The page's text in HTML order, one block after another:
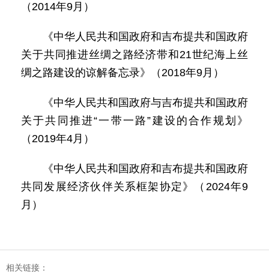
（2014年9月）
《中华人民共和国政府和吉布提共和国政府
关于共同推进丝绸之路经济带和21世纪海上丝
绸之路建设的谅解备忘录》（2018年9月）
《中华人民共和国政府与吉布提共和国政府
关于共同推进“一带一路”建设的合作规划》
（2019年4月）
《中华人民共和国政府和吉布提共和国政府
共同发展经济伙伴关系框架协定》（2024年9
月）
相关链接：